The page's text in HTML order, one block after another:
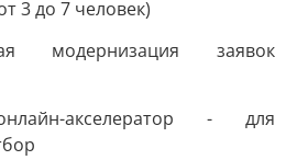
3 до 7 человек)
модернизация заявок
акселератор - для